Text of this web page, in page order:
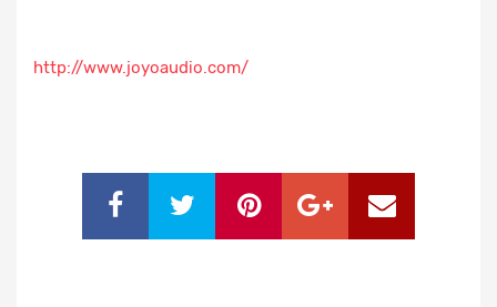
http://www.joyoaudio.com/